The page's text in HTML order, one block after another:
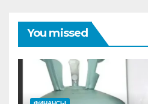
You missed